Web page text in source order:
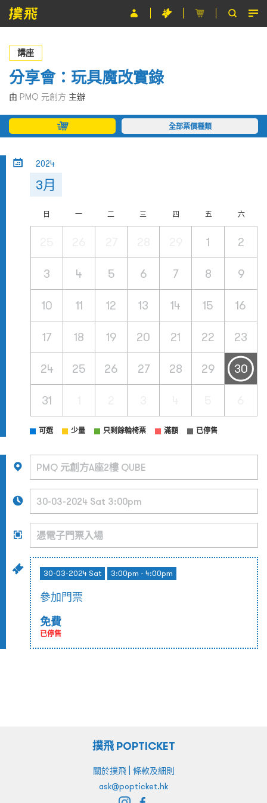
節目
主辦單位
關於撲飛
條款及細則
講座
分享會：玩具魔改實錄
由 PMQ 元創方 主辦
全部票價種類
2024
3月
日 一 二 三 四 五 六
1 2
3 4 5 6 7 8 9
10 11 12 13 14 15 16
17 18 19 20 21 22 23
24 25 26 27 28 29 30
31
可選 少量 只剩餘輪椅票 滿額 已停售
30-03-2024 Sat 3:00pm - 4:00pm
參加門票
免費
已停售
撲飛 POPTICKET
關於撲飛| 條款及細則
ask@popticket.hk